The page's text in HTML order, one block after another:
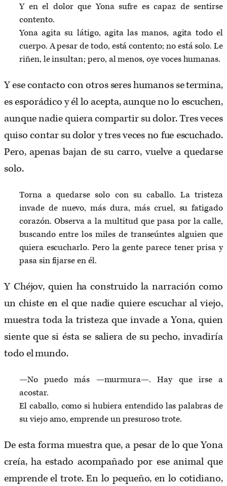
Y en el dolor que Yona sufre es capaz de sentirse
contento.
Yona agita su látigo, agita las manos, agita todo el
cuerpo. A pesar de todo, está contento; no está solo. Le
riñen, le insultan; pero, al menos, oye voces humanas.
Y ese contacto con otros seres humanos se termina,
es esporádico y él lo acepta, aunque no lo escuchen,
aunque nadie quiera compartir su dolor. Tres veces
quiso contar su dolor y tres veces no fue escuchado.
Pero, apenas bajan de su carro, vuelve a quedarse
solo.
Torna a quedarse solo con su caballo. La tristeza
invade de nuevo, más dura, más cruel, su fatigado
corazón. Observa a la multitud que pasa por la calle,
buscando entre los miles de transeúntes alguien que
quiera escucharlo. Pero la gente parece tener prisa y
pasa sin fijarse en él.
Y Chéjov, quien ha construido la narración como
un chiste en el que nadie quiere escuchar al viejo,
muestra toda la tristeza que invade a Yona, quien
siente que si ésta se saliera de su pecho, invadiría
todo el mundo.
—No puedo más —murmura—. Hay que irse a
acostar.
El caballo, como si hubiera entendido las palabras de
su viejo amo, emprende un presuroso trote.
De esta forma muestra que, a pesar de lo que Yona
creía, ha estado acompañado por ese animal que
emprende el trote. En lo pequeño, en lo cotidiano,